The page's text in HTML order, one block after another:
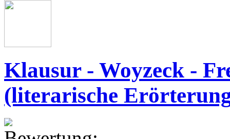
Klausur - Woyzeck -
(literarische